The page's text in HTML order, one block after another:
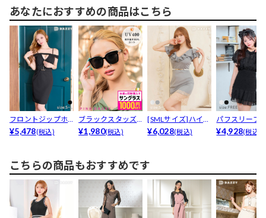
あなたにおすすめの商品はこちら
フロントジップホ
ールベルトモチー
¥5,478(税込)
ブラックスタッズ
サングラス
¥1,980(税込)
[SMLサイズ]ハイネ
ックレースフリル...
¥6,028(税込)
パフスリーブ
ーリングフリ
¥4,928(税込)
こちらの商品もおすすめです